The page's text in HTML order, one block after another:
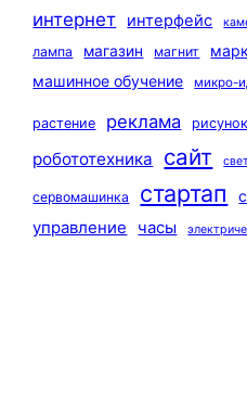
интернет интерфейс
лампа
магазин магнит
машинное обучение
микро-
растение реклама рисунок
робототехника сайт
сервомашинка стартап
управление часы